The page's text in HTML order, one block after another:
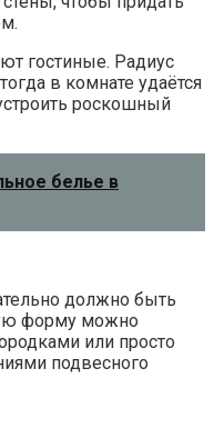
гостиные. Радиус
в комнате удаётся
роскошный
белье в
должно быть
форму можно
или просто
подвесного